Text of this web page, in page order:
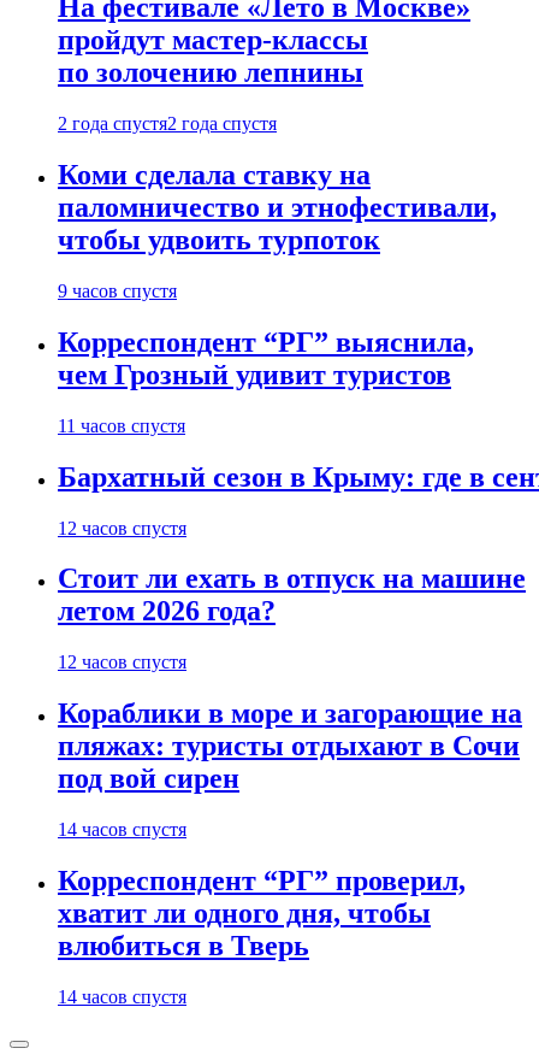
На фестивале «Лето в Москве»
пройдут мастер-классы
по золочению лепнины
2 года спустя2 года спустя
Коми сделала ставку на
паломничество и этнофестивали,
чтобы удвоить турпоток
9 часов спустя
Корреспондент “РГ” выяснила,
чем Грозный удивит туристов
11 часов спустя
Бархатный сезон в Крыму: где в
12 часов спустя
Стоит ли ехать в отпуск на машине
летом 2026 года?
12 часов спустя
Кораблики в море и загорающие на
пляжах: туристы отдыхают в Сочи
под вой сирен
14 часов спустя
Корреспондент “РГ” проверил,
хватит ли одного дня, чтобы
влюбиться в Тверь
14 часов спустя